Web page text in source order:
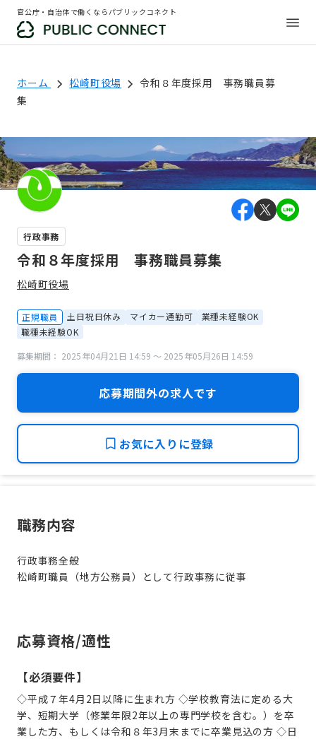
官公庁・自治体で働くならパブリックコネクト
ホーム 松崎町役場
令和８年度採用 事務職員募
集
行政事務
令和８年度採用 事務職員募集
松崎町役場
正規職員 土日祝日休み マイカー通勤可
業種未経験OK
職種未経験OK
募集期間： 2025年04月21日 14:59 〜 2025年05月26日 14:59
応募期間外の求人です
お気に入りに登録
職務内容
行政事務全般
松崎町職員（地方公務員）として行政事務に従事
応募資格/適性
【必須要件】
◇平成７年4月2日以降に生まれ方 ◇学校教育法に定める大
学、短期大学（修業年限2年以上の専門学校を含む。）を卒
業した方、もしくは令和８年3月末までに卒業見込の方 ◇日